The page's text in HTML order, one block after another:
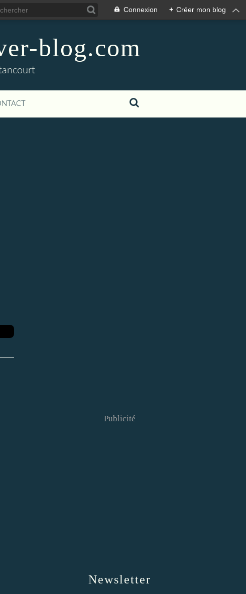
Connexion + Créer mon blog
blog.com
Newsletter
Publicité